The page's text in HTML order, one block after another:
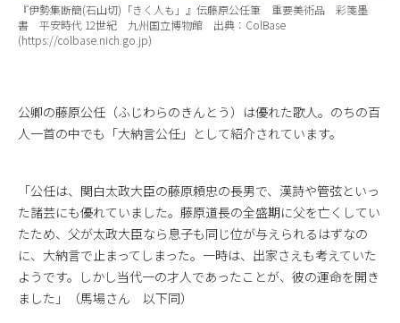
『伊勢集断簡(石山切)「きく人も」』伝藤原公任筆 重要美術品 彩箋墨
書 平安時代 12世紀 九州国立博物館 出典：ColBase
(https://colbase.nich.go.jp)
公卿の藤原公任（ふじわらのきんとう）は優れた歌人。のちの百
人一首の中でも「大納言公任」として紹介されています。
「公任は、関白太政大臣の藤原頼忠の長男で、漢詩や管弦といっ
た諸芸にも優れていました。藤原道長の全盛期に父を亡くしてい
たため、父が太政大臣なら息子も同じ位が与えられるはずなの
に、大納言で止まってしまった。一時は、出家さえも考えていた
ようです。しかし当代一の才人であったことが、彼の運命を開き
ました」（馬場さん 以下同）